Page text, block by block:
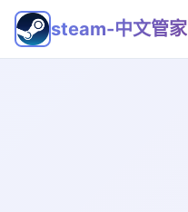
steam-中文管家